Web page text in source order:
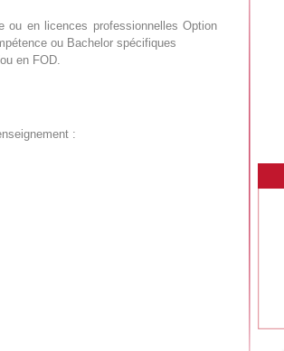
ou en licences professionnelles Option
ou Bachelor spécifiques
en FOD.
: